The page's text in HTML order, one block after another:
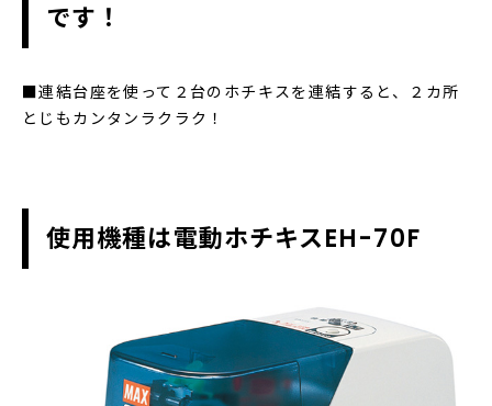
です！
■連結台座を使って２台のホチキスを連結すると、２カ所
とじもカンタンラクラク！
使用機種は電動ホチキスEH-70F